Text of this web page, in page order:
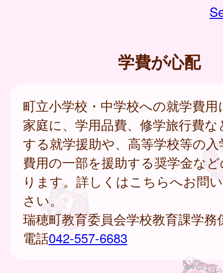
学費が心配
町立小学校・中学校への就学費
家庭に、学用品費、修学旅行費
する就学援助や、高等学校等の
費用の一部を援助する奨学金な
ります。詳しくはこちらへお問
さい。
瑞穂町教育委員会学校教育課学務
電話042-557-6683